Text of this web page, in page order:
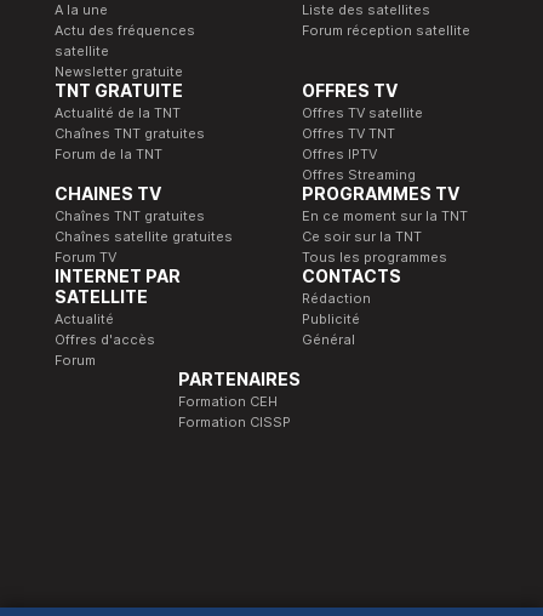
A la une
Actu des fréquences
satellite
Newsletter gratuite
Liste des satellites
Forum réception satellite
TNT GRATUITE
Actualité de la TNT
Chaînes TNT gratuites
Forum de la TNT
OFFRES TV
Offres TV satellite
Offres TV TNT
Offres IPTV
Offres Streaming
CHAINES TV
Chaînes TNT gratuites
Chaînes satellite gratuites
Forum TV
PROGRAMMES TV
En ce moment sur la TNT
Ce soir sur la TNT
Tous les programmes
INTERNET PAR
SATELLITE
Actualité
Offres d'accès
Forum
CONTACTS
Rédaction
Publicité
Général
PARTENAIRES
Formation CEH
Formation CISSP